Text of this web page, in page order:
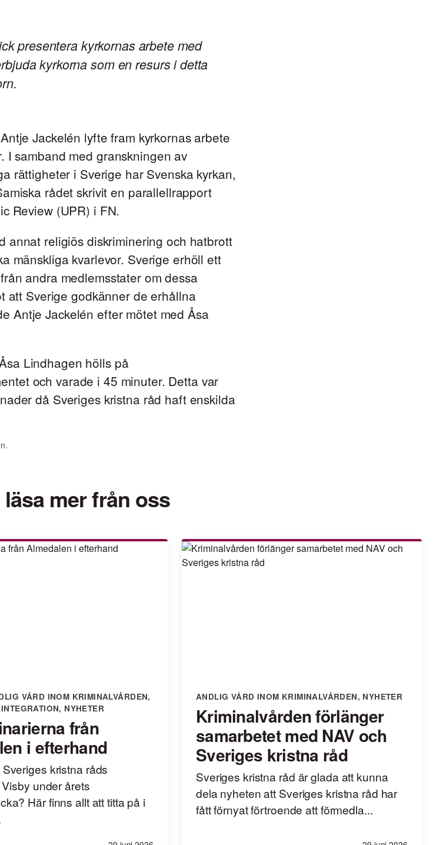
presentera kyrkornas arbete med
kyrkorna som en resurs i detta
Jackelén lyfte fram kyrkornas arbete
I samband med granskningen av
rättigheter i Sverige har Svenska kyrkan,
rådet skrivit en parallellrapport
Review (UPR) i FN.
annat religiös diskriminering och hatbrott
mänskliga kvarlevor. Sverige erhöll ett
andra medlemsstater om dessa
att Sverige godkänner de erhållna
Antje Jackelén efter mötet med Åsa
Lindhagen hölls på
och varade i 45 minuter. Detta var
då Sveriges kristna råd haft enskilda
mer från oss
VÅRD INOM KRIMINALVÅRDEN,
, NYHETER
från
i efterhand
kristna råds
under årets
Här finns allt att titta på i
ANDLIG VÅRD INOM KRIMINALVÅRDEN, NYHETER
Kriminalvården förlänger
samarbetet med NAV och
Sveriges kristna råd
Sveriges kristna råd är glada att kunna
dela nyheten att Sveriges kristna råd har
fått förnyat förtroende att förmedla...